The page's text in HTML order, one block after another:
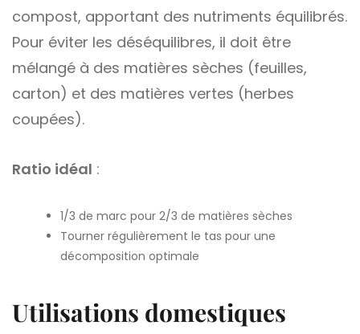
compost, apportant des nutriments équilibrés.
Pour éviter les déséquilibres, il doit être
mélangé à des matières sèches (feuilles,
carton) et des matières vertes (herbes
coupées).
Ratio idéal :
1/3 de marc pour 2/3 de matières sèches
Tourner régulièrement le tas pour une
décomposition optimale
Utilisations domestiques